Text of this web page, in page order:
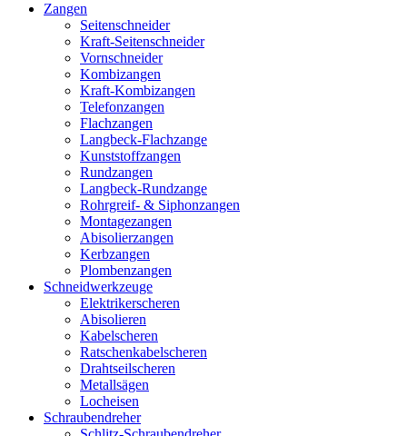
Zangen
Seitenschneider
Kraft-Seitenschneider
Vornschneider
Kombizangen
Kraft-Kombizangen
Telefonzangen
Flachzangen
Langbeck-Flachzange
Kunststoffzangen
Rundzangen
Langbeck-Rundzange
Rohrgreif- & Siphonzangen
Montagezangen
Abisolierzangen
Kerbzangen
Plombenzangen
Schneidwerkzeuge
Elektrikerscheren
Abisolieren
Kabelscheren
Ratschenkabelscheren
Drahtseilscheren
Metallsägen
Locheisen
Schraubendreher